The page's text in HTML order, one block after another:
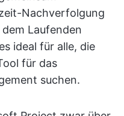
Nachverfolgung
Laufenden
ideal für alle, die
für das
suchen.